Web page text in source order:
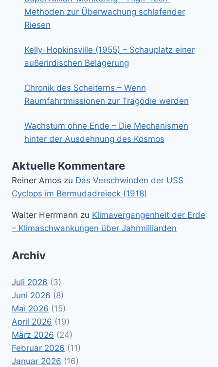
Methoden zur Überwachung schlafender
Riesen
Kelly-Hopkinsville (1955) – Schauplatz einer
außerirdischen Belagerung
Chronik des Scheiterns – Wenn
Raumfahrtmissionen zur Tragödie werden
Wachstum ohne Ende – Die Mechanismen
hinter der Ausdehnung des Kosmos
Aktuelle Kommentare
Reiner Amos zu Das Verschwinden der USS
Cyclops im Bermudadreieck (1918)
Walter Herrmann zu Klimavergangenheit der Erde
– Klimaschwankungen über Jahrmilliarden
Archiv
Juli 2026 (3)
Juni 2026 (8)
Mai 2026 (15)
April 2026 (19)
März 2026 (24)
Februar 2026 (11)
Januar 2026 (16)